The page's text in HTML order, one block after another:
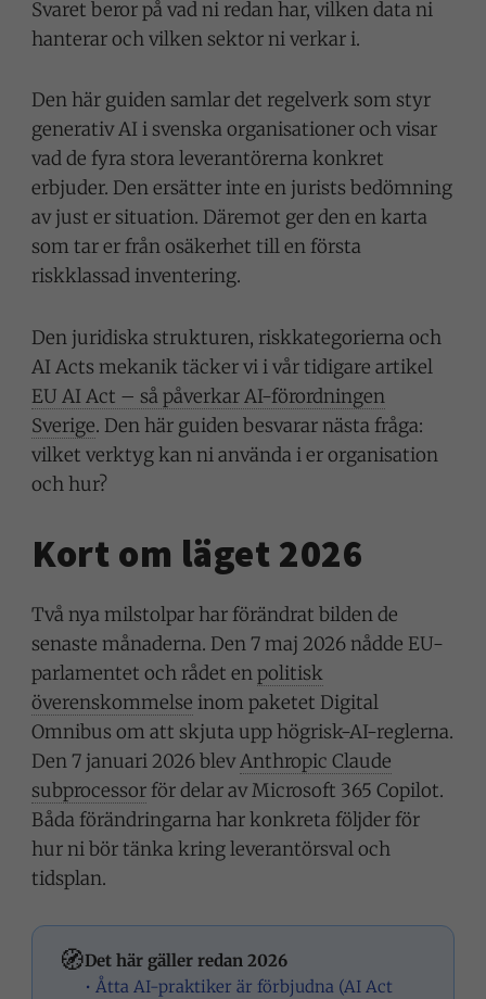
Svaret beror på vad ni redan har, vilken data ni
hanterar och vilken sektor ni verkar i.
Den här guiden samlar det regelverk som styr
generativ AI i svenska organisationer och visar
vad de fyra stora leverantörerna konkret
erbjuder. Den ersätter inte en jurists bedömning
av just er situation. Däremot ger den en karta
som tar er från osäkerhet till en första
riskklassad inventering.
Den juridiska strukturen, riskkategorierna och
AI Acts mekanik täcker vi i vår tidigare artikel
EU AI Act – så påverkar AI-förordningen
Sverige. Den här guiden besvarar nästa fråga:
vilket verktyg kan ni använda i er organisation
och hur?
Kort om läget 2026
Två nya milstolpar har förändrat bilden de
senaste månaderna. Den 7 maj 2026 nådde EU-
parlamentet och rådet enpolitisk
överenskommelse inom paketet Digital
Omnibus om att skjuta upp högrisk-AI-reglerna.
Den 7 januari 2026 blevAnthropic Claude
subprocessorför delar av Microsoft 365 Copilot.
Båda förändringarna har konkreta följder för
hur ni bör tänka kring leverantörsval och
tidsplan.
🧭Det här gäller redan 2026
• Åtta AI-praktiker är förbjudna (AI Act